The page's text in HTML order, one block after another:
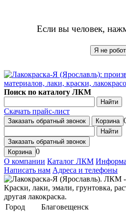
Если вы человек,
Я не робот
Поиск по каталогу ЛКМ
Найти
Скачать прайс-лист
Заказать обратный звонок Корзина
Найти
Заказать обратный звонок
Корзина 0
О компании Каталог ЛКМ
Написать нам Адреса и телефоны
Город Благовещенск